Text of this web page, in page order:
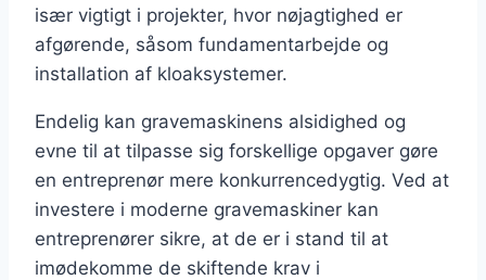
især vigtigt i projekter, hvor nøjagtighed er
afgørende, såsom fundamentarbejde og
installation af kloaksystemer.
Endelig kan gravemaskinens alsidighed og
evne til at tilpasse sig forskellige opgaver gøre
en entreprenør mere konkurrencedygtig. Ved at
investere i moderne gravemaskiner kan
entreprenører sikre, at de er i stand til at
imødekomme de skiftende krav i